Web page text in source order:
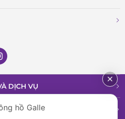
DỊCH VỤ
hồ Galle